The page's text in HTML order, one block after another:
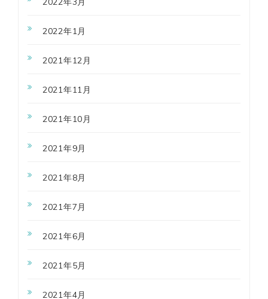
2022年1月
2021年12月
2021年11月
2021年10月
2021年9月
2021年8月
2021年7月
2021年6月
2021年5月
2021年4月